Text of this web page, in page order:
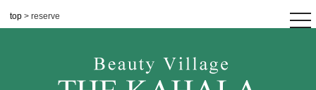
top > reserve